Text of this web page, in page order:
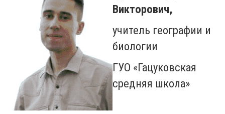
Викторович,
учитель географии и
биологии
ГУО «Гацуковская
средняя школа»